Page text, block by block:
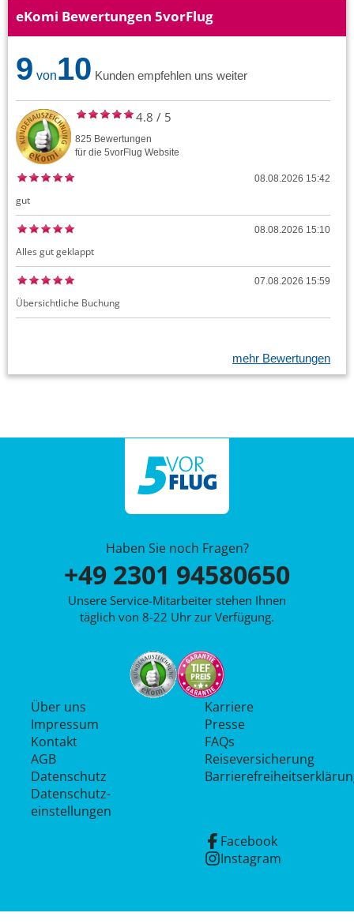
eKomi Bewertungen 5vorFlug
9 von10 Kunden empfehlen uns weiter
4.8 / 5
825 Bewertungen
für die 5vorFlug Website
08.08.2026 15:42
gut
08.08.2026 15:10
Alles gut geklappt
07.08.2026 15:59
Übersichtliche Buchung
mehr Bewertungen
Haben Sie noch Fragen?
+49 2301 94580650
Unsere Service-Mitarbeiter stehen Ihnen
täglich von 8-22 Uhr zur Verfügung.
Über uns
Impressum
Kontakt
AGB
Datenschutz
Datenschutz­
einstellungen
Karriere
Presse
FAQs
Reiseversicherung
Facebook
Instagram